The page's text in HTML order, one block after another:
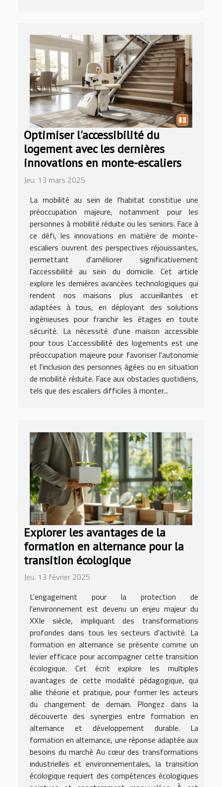
Optimiser l'accessibilité du
logement avec les dernières
innovations en monte-escaliers
Jeu. 13 mars 2025
La mobilité au sein de l'habitat constitue une
préoccupation majeure, notamment pour les
personnes à mobilité réduite ou les seniors. Face à
ce défi, les innovations en matière de monte-
escaliers ouvrent des perspectives réjouissantes,
permettant d'améliorer significativement
l'accessibilité au sein du domicile. Cet article
explore les dernières avancées technologiques qui
rendent nos maisons plus accueillantes et
adaptées à tous, en déployant des solutions
ingénieuses pour franchir les étages en toute
sécurité. La nécessité d'une maison accessible
pour tous L'accessibilité des logements est une
préoccupation majeure pour favoriser l'autonomie
et l'inclusion des personnes âgées ou en situation
de mobilité réduite. Face aux obstacles quotidiens,
tels que des escaliers difficiles à monter...
Explorer les avantages de la
formation en alternance pour la
transition écologique
Jeu. 13 février 2025
L'engagement pour la protection de
l'environnement est devenu un enjeu majeur du
XXIe siècle, impliquant des transformations
profondes dans tous les secteurs d'activité. La
formation en alternance se présente comme un
levier efficace pour accompagner cette transition
écologique. Cet écrit explore les multiples
avantages de cette modalité pédagogique, qui
allie théorie et pratique, pour former les acteurs
du changement de demain. Plongez dans la
découverte des synergies entre formation en
alternance et développement durable. La
formation en alternance, une réponse adaptée aux
besoins du marché Au cœur des transformations
industrielles et environnementales, la transition
écologique requiert des compétences écologiques